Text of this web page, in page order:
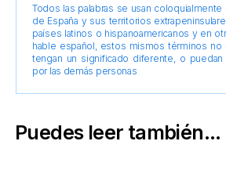
Todos las palabras se usan coloquialmente
de España y sus territorios
países latinos o hispanoamericanos y en
hable español, estos mismos términos no
tengan un significado diferente, o puedan
por las demás personas
Puedes leer también...